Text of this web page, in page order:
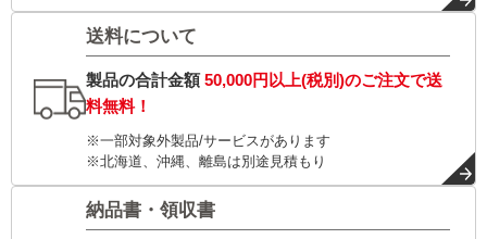
送料について
製品の合計金額50,000円以上(税別)のご注文で送
料無料！
※一部対象外製品/サービスがあります
※北海道、沖縄、離島は別途見積もり
納品書・領収書